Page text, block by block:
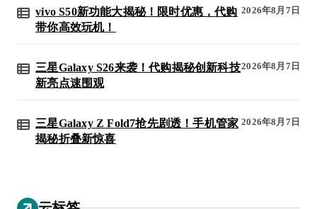
vivo S50新功能大揭秘！限时优惠，代购
带你高效玩机！
2026年8月7日
三星Galaxy S26来袭！代购揭秘创新科技
新亮点速围观
2026年8月7日
三星Galaxy Z Fold7抢先剧透！手机管家
揭秘折叠新惊喜
2026年8月7日